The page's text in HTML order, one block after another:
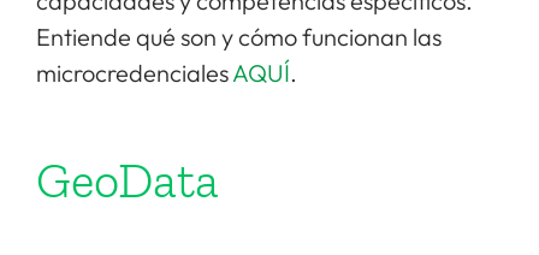
Entiende qué son y cómo funcionan las
microcredencialesAQUÍ.
GeoData